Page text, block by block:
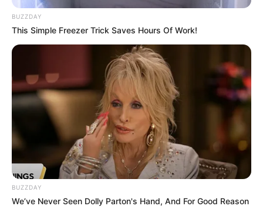
besonderem Reiz, das sogar kostenlos besucht werden
Kostenlose Reiseführer
Kostenlose Reiseführer
für den Familienurlaub.
Links zu Ausflugszielen für Kinder und Schüler in
und um Pottenstein:
Freizeit- und Familienbad Juramar in Pottenstein -
Spaßbad in Pottenstein das ganze Jahr über zum
BUZZDAY
This Simple Freezer Trick Saves Hours Of Work!
BUZZDAY
We’ve Never Seen Dolly Parton's Hand, And For Good Reason